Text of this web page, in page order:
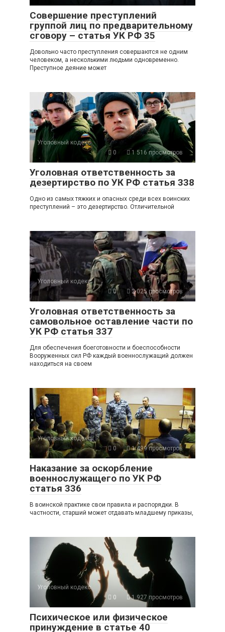
Совершение преступлений
группой лиц по предварительному
сговору – статья УК РФ 35
Довольно часто преступления совершаются не одним
человеком, а несколькими людьми одновременно.
Преступное деяние может
Уголовный кодекс
0
1 516 просмотров
Уголовная ответственность за
дезертирство по УК РФ статья 338
Одно из самых тяжких и опасных среди всех воинских
преступлений – это дезертирство. Отличительной
Уголовный кодекс
0
2 025 просмотров
Уголовная ответственность за
самовольное оставление части по
УК РФ статья 337
Для обеспечения боеготовности и боеспособности
Вооруженных сил РФ каждый военнослужащий должен
находиться на своем
Уголовный кодекс
0
1 499 просмотров
Наказание за оскорбление
военнослужащего по УК РФ
статья 336
В воинской практике свои правила и распорядки. В
частности, старший может отдавать младшему приказы,
Уголовный кодекс
0
1 927 просмотров
Психическое или физическое
принуждение в статье 40